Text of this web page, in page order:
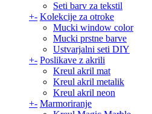
Seti barv za tekstil
+- Kolekcije za otroke
Mucki window color
Mucki prstne barve
Ustvarjalni seti DIY
+- Poslikave z akrili
Kreul akril mat
Kreul akril metalik
Kreul akril neon
+- Marmoriranje